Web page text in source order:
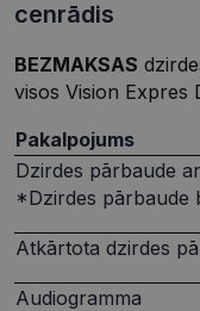
cenrādis
BEZMAKSAS
visos Vision Expres
Pakalpojums
Dzirdes pārbaude
*Dzirdes pārbaude
Atkārtota dzirdes
Audiogramma